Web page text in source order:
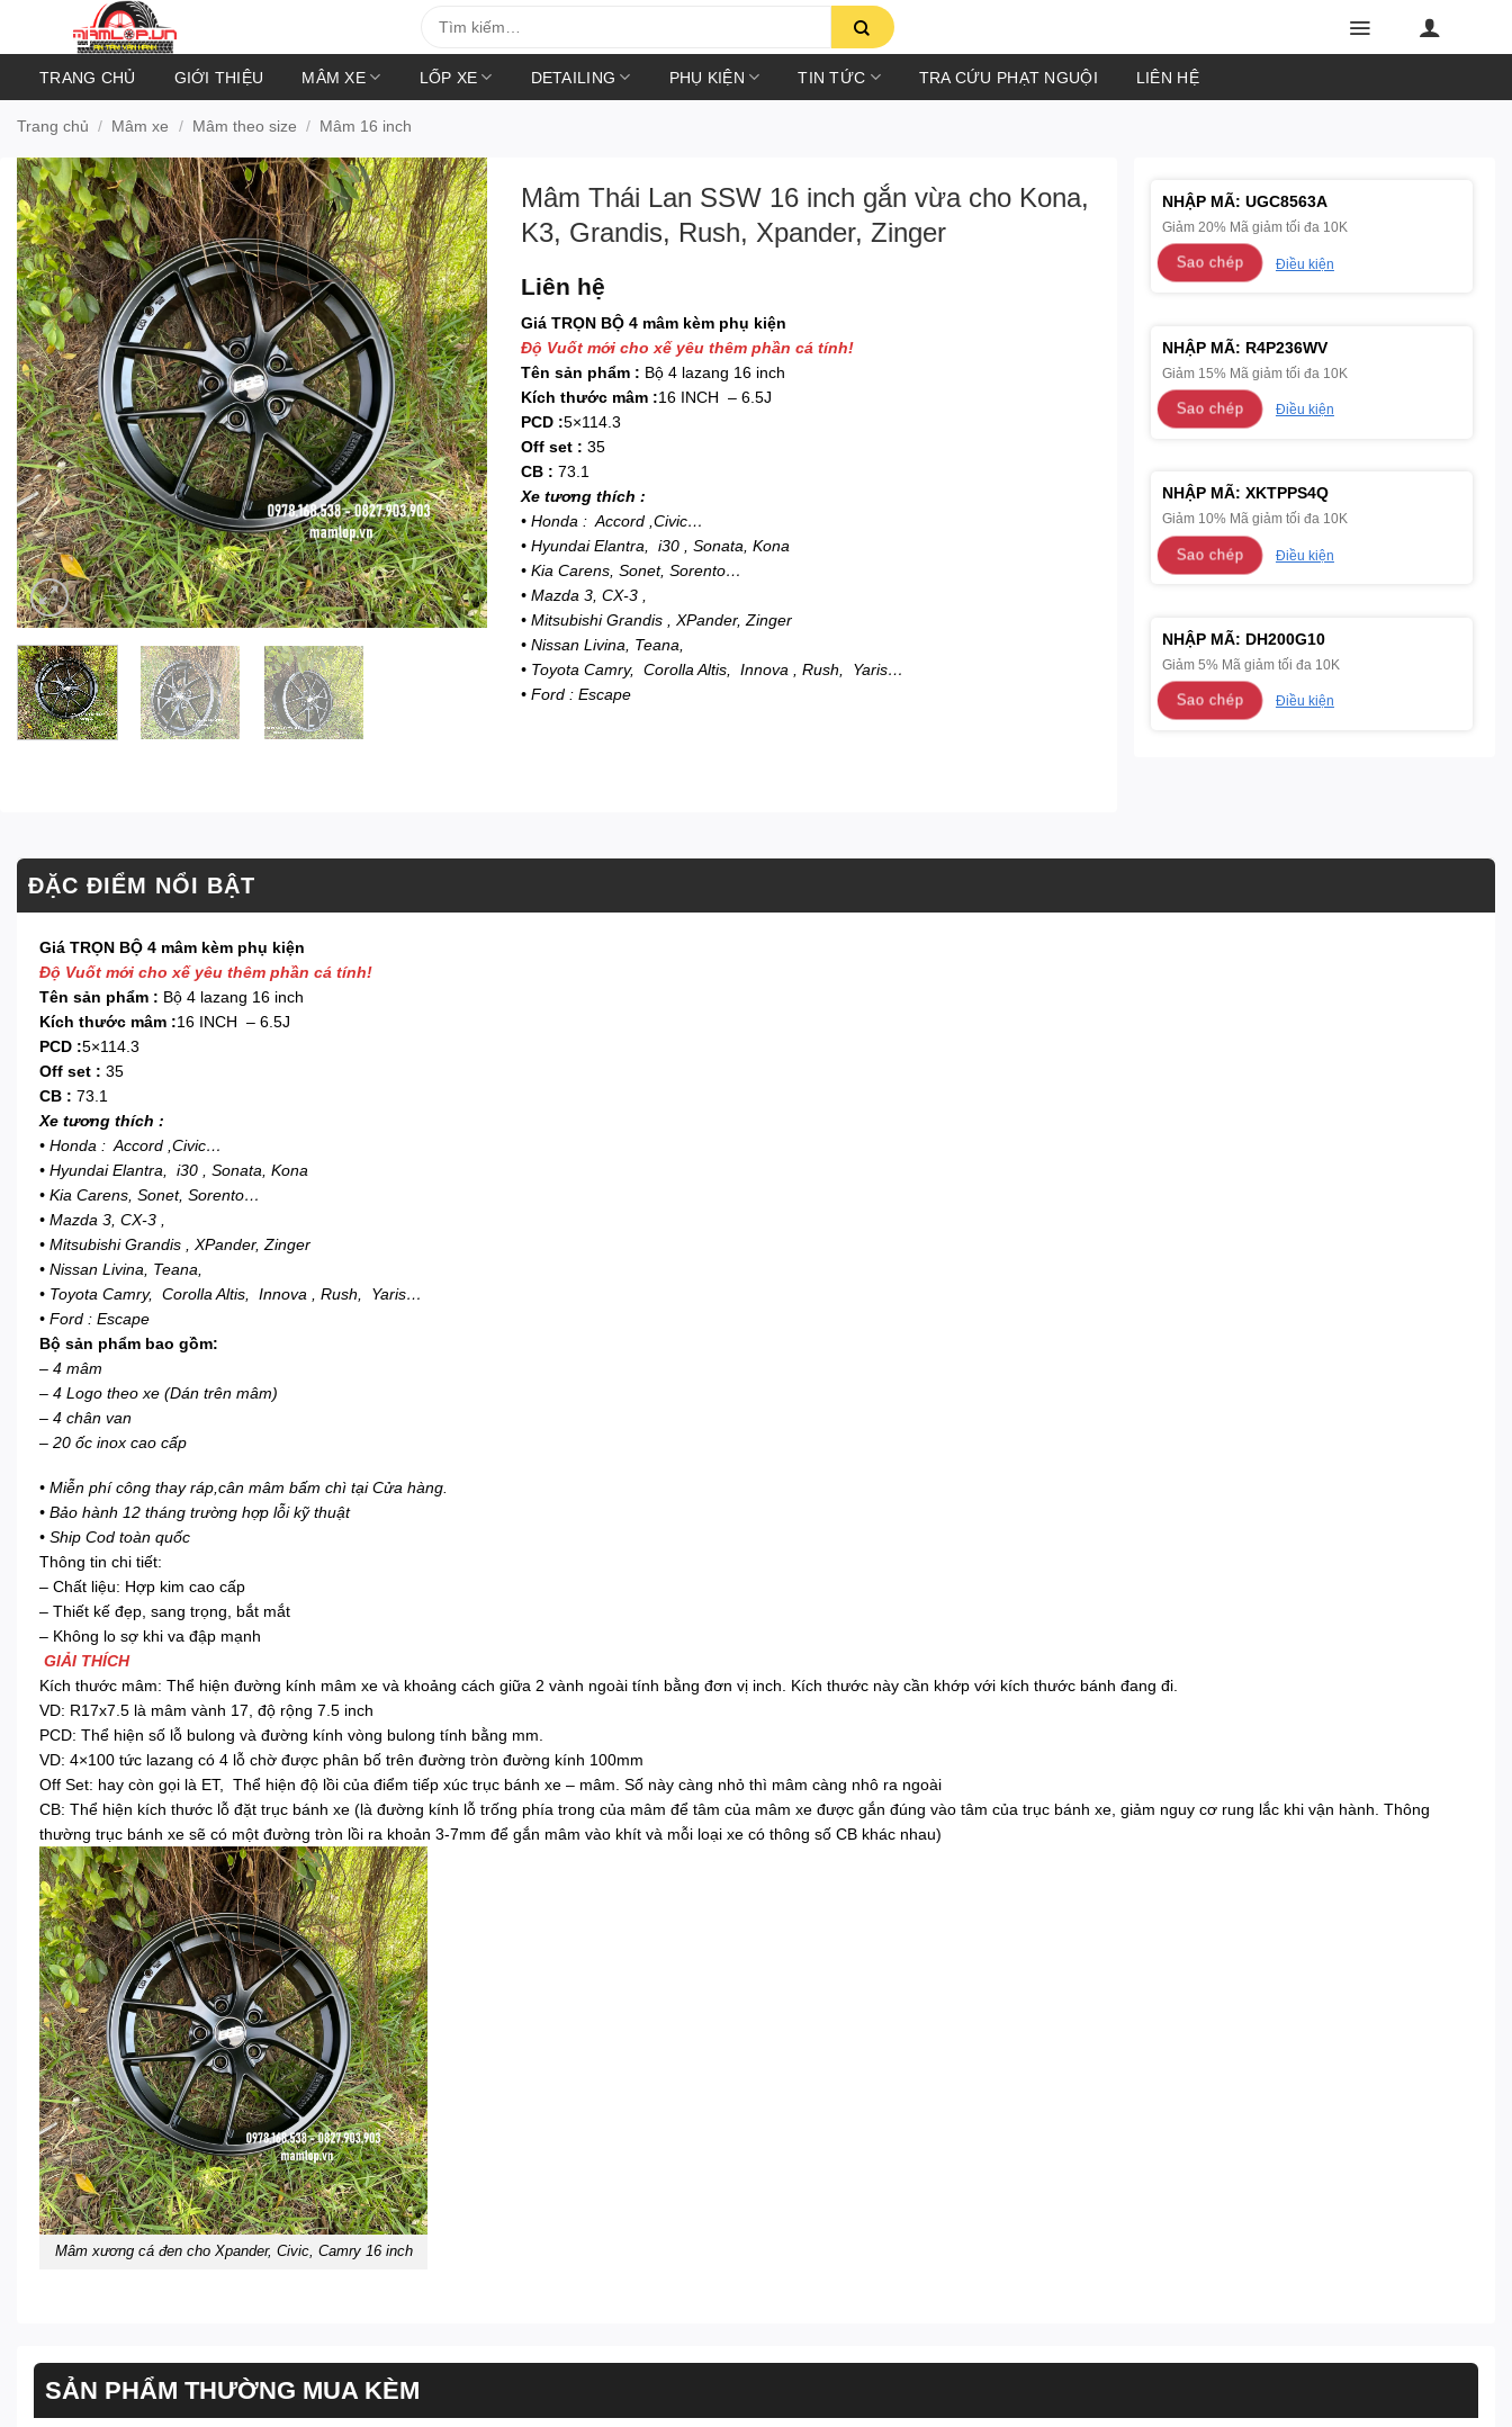
kiếm:
TRANG CHỦ GIỚI THIỆU MÂM XE LỐP XE DETAILING PHỤ KIỆN TIN TỨC TRA CỨU PHẠT NGUỘI LIÊN HỆ
Trang chủ / Mâm xe / Mâm theo size / Mâm 16 inch
Mâm Thái Lan SSW 16 inch gắn vừa cho Kona,
K3, Grandis, Rush, Xpander, Zinger
Liên hệ
Giá TRỌN BỘ 4 mâm kèm phụ kiện
Độ Vuốt mới cho xế yêu thêm phần cá tính!
Tên sản phẩm : Bộ 4 lazang 16 inch
Kích thước mâm :16 INCH – 6.5J
PCD :5×114.3
Off set : 35
CB : 73.1
Xe tương thích :
• Honda : Accord ,Civic…
• Hyundai Elantra, i30 , Sonata, Kona
• Kia Carens, Sonet, Sorento…
• Mazda 3, CX-3 ,
• Mitsubishi Grandis , XPander, Zinger
• Nissan Livina, Teana,
• Toyota Camry, Corolla Altis, Innova , Rush, Yaris…
• Ford : Escape
NHẬP MÃ: UGC8563A
Giảm 20% Mã giảm tối đa 10K
Sao chép Điều kiện
NHẬP MÃ: R4P236WV
Giảm 15% Mã giảm tối đa 10K
Sao chép Điều kiện
NHẬP MÃ: XKTPPS4Q
Giảm 10% Mã giảm tối đa 10K
Sao chép Điều kiện
NHẬP MÃ: DH200G10
Giảm 5% Mã giảm tối đa 10K
Sao chép Điều kiện
ĐẶC ĐIỂM NỔI BẬT
Giá TRỌN BỘ 4 mâm kèm phụ kiện
Độ Vuốt mới cho xế yêu thêm phần cá tính!
Tên sản phẩm : Bộ 4 lazang 16 inch
Kích thước mâm :16 INCH – 6.5J
PCD :5×114.3
Off set : 35
CB : 73.1
Xe tương thích :
• Honda : Accord ,Civic…
• Hyundai Elantra, i30 , Sonata, Kona
• Kia Carens, Sonet, Sorento…
• Mazda 3, CX-3 ,
• Mitsubishi Grandis , XPander, Zinger
• Nissan Livina, Teana,
• Toyota Camry, Corolla Altis, Innova , Rush, Yaris…
• Ford : Escape
Bộ sản phẩm bao gồm:
– 4 mâm
– 4 Logo theo xe (Dán trên mâm)
– 4 chân van
– 20 ốc inox cao cấp
• Miễn phí công thay ráp,cân mâm bấm chì tại Cửa hàng.
• Bảo hành 12 tháng trường hợp lỗi kỹ thuật
• Ship Cod toàn quốc
Thông tin chi tiết:
– Chất liệu: Hợp kim cao cấp
– Thiết kế đẹp, sang trọng, bắt mắt
– Không lo sợ khi va đập mạnh
GIẢI THÍCH
Kích thước mâm: Thể hiện đường kính mâm xe và khoảng cách giữa 2 vành ngoài tính bằng đơn vị inch. Kích thước này cần khớp với kích thước bánh đang đi.
VD: R17x7.5 là mâm vành 17, độ rộng 7.5 inch
PCD: Thể hiện số lỗ bulong và đường kính vòng bulong tính bằng mm.
VD: 4×100 tức lazang có 4 lỗ chờ được phân bố trên đường tròn đường kính 100mm
Off Set: hay còn gọi là ET, Thể hiện độ lồi của điểm tiếp xúc trục bánh xe – mâm. Số này càng nhỏ thì mâm càng nhô ra ngoài
CB: Thể hiện kích thước lỗ đặt trục bánh xe (là đường kính lỗ trống phía trong của mâm để tâm của mâm xe được gắn đúng vào tâm của trục bánh xe, giảm nguy cơ rung lắc khi vận hành. Thông
thường trục bánh xe sẽ có một đường tròn lồi ra khoản 3-7mm để gắn mâm vào khít và mỗi loại xe có thông số CB khác nhau)
Mâm xương cá đen cho Xpander, Civic, Camry 16 inch
SẢN PHẨM THƯỜNG MUA KÈM